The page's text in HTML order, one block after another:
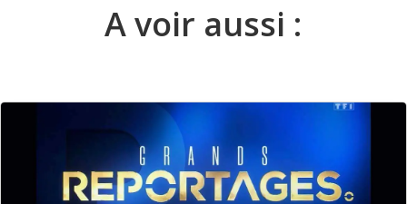
A voir aussi :